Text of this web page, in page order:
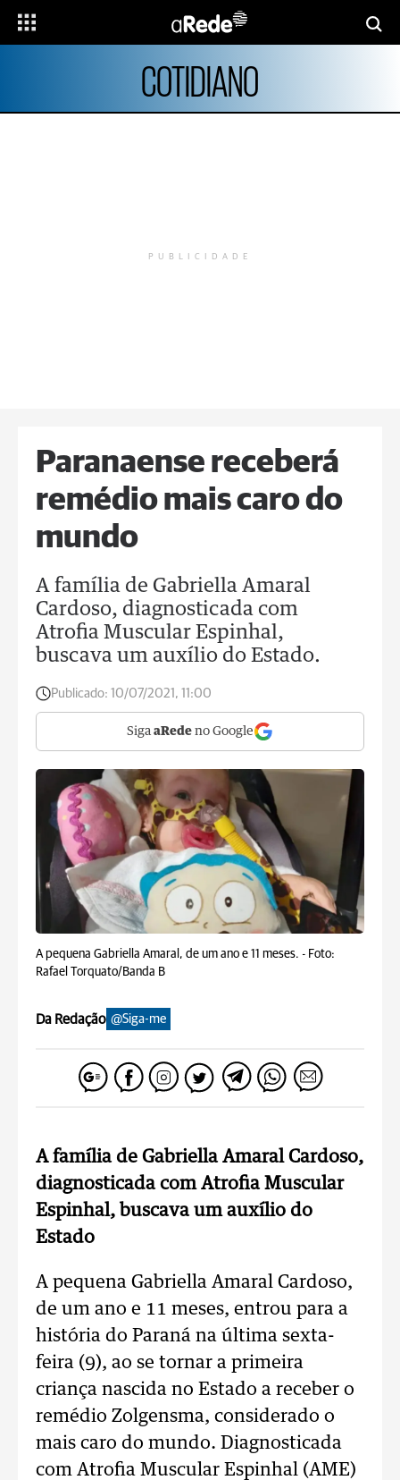
COTIDIANO
PUBLICIDADE
Paranaense receberá
remédio mais caro do
mundo
A família de Gabriella Amaral
Cardoso, diagnosticada com
Atrofia Muscular Espinhal,
buscava um auxílio do Estado.
Publicado: 10/07/2021, 11:00
Siga aRede no Google
A pequena Gabriella Amaral, de um ano e 11 meses. - Foto:
Rafael Torquato/Banda B
Da Redação @Siga-me
A família de Gabriella Amaral Cardoso,
diagnosticada com Atrofia Muscular
Espinhal, buscava um auxílio do
Estado
A pequena Gabriella Amaral Cardoso,
de um ano e 11 meses, entrou para a
história do Paraná na última sexta-
feira (9), ao se tornar a primeira
criança nascida no Estado a receber o
remédio Zolgensma, considerado o
mais caro do mundo. Diagnosticada
com Atrofia Muscular Espinhal (AME)